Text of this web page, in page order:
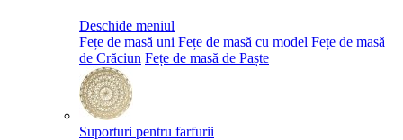
Deschide meniul
Fețe de masă uni Fețe de masă cu model Fețe de masă
de Crăciun Fețe de masă de Paște​
Suporturi pentru farfurii